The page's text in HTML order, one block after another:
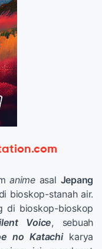
animeasal Jepang
bioskop-stanah air.
di bioskop-bioskop
Voice, sebuah
no Katachikarya